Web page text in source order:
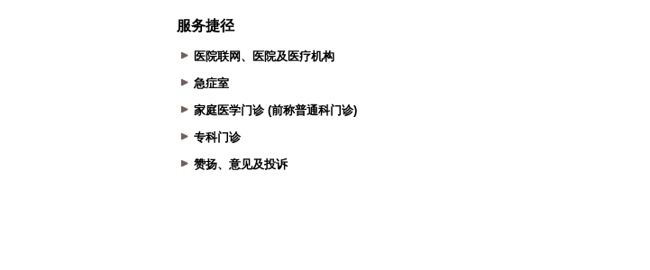
服务捷径
医院联网、医院及医疗机构
急症室
家庭医学门诊 (前称普通科门诊)
专科门诊
赞扬、意见及投诉